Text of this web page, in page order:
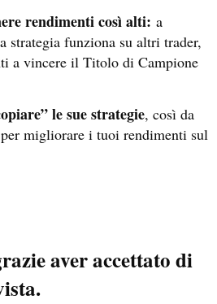
rendimenti così alti: a
strategia funziona su altri trader,
a vincere il Titolo di Campione
le sue strategie, così da
migliorare i tuoi rendimenti sul
aver accettato di